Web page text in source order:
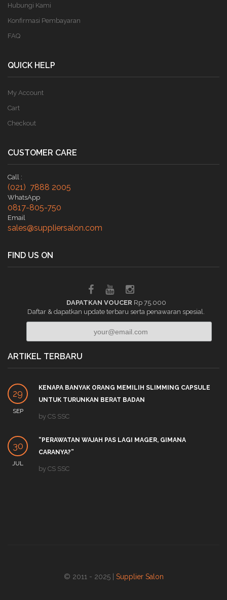
Hubungi Kami
Konfirmasi Pembayaran
FAQ
QUICK HELP
My Account
Cart
Checkout
CUSTOMER CARE
Call :
(021) 7888 2005
WhatsApp
0817-805-750
Email
sales@suppliersalon.com
FIND US ON
DAPATKAN VOUCER Rp 75.000
Daftar & dapatkan update terbaru serta penawaran spesial.
ARTIKEL TERBARU
29
SEP
KENAPA BANYAK ORANG MEMILIH SLIMMING CAPSULE
UNTUK TURUNKAN BERAT BADAN
by CS SSC
30
JUL
“PERAWATAN WAJAH PAS LAGI MAGER, GIMANA
CARANYA?”
by CS SSC
© 2011 - 2025 | Supplier Salon